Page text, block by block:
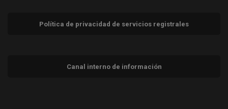
Política de privacidad de servicios registrales
Canal interno de información